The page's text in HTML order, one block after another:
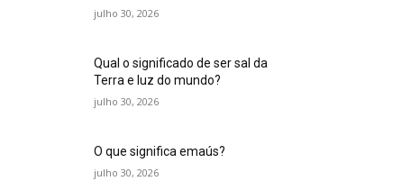
julho 30, 2026
Qual o significado de ser sal da
Terra e luz do mundo?
julho 30, 2026
O que significa emaús?
julho 30, 2026